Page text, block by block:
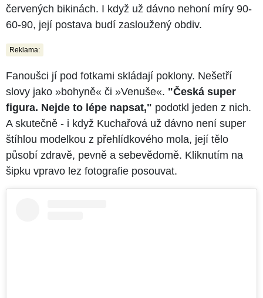
červených bikinách. I když už dávno nehoní míry 90-
60-90, její postava budí zasloužený obdiv.
Reklama:
Fanoušci jí pod fotkami skládají poklony. Nešetří
slovy jako »bohyně« či »Venuše«. "Česká super
figura. Nejde to lépe napsat," podotkl jeden z nich.
A skutečně - i když Kuchařová už dávno není super
štíhlou modelkou z přehlídkového mola, její tělo
působí zdravě, pevně a sebevědomě. Kliknutím na
šipku vpravo lez fotografie posouvat.